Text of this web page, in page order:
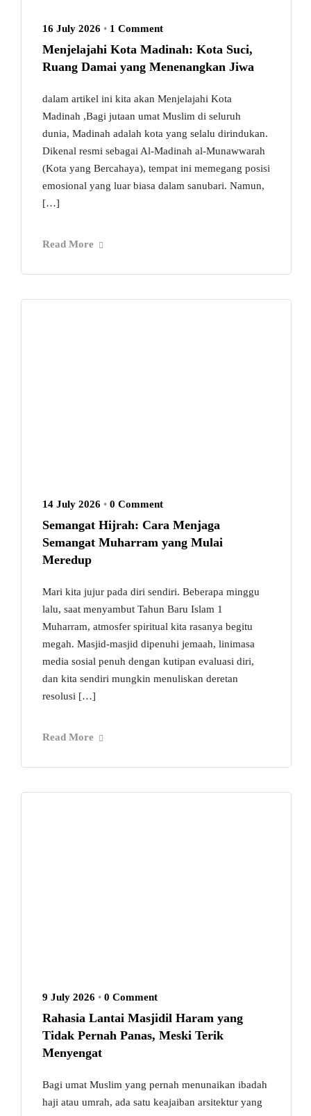
16 July 2026 • 1 Comment
Menjelajahi Kota Madinah: Kota Suci,
Ruang Damai yang Menenangkan Jiwa
dalam artikel ini kita akan Menjelajahi Kota
Madinah ,Bagi jutaan umat Muslim di seluruh
dunia, Madinah adalah kota yang selalu dirindukan.
Dikenal resmi sebagai Al-Madinah al-Munawwarah
(Kota yang Bercahaya), tempat ini memegang posisi
emosional yang luar biasa dalam sanubari. Namun,
[…]
Read More
14 July 2026 • 0 Comment
Semangat Hijrah: Cara Menjaga
Semangat Muharram yang Mulai
Meredup
Mari kita jujur pada diri sendiri. Beberapa minggu
lalu, saat menyambut Tahun Baru Islam 1
Muharram, atmosfer spiritual kita rasanya begitu
megah. Masjid-masjid dipenuhi jemaah, linimasa
media sosial penuh dengan kutipan evaluasi diri,
dan kita sendiri mungkin menuliskan deretan
resolusi […]
Read More
9 July 2026 • 0 Comment
Rahasia Lantai Masjidil Haram yang
Tidak Pernah Panas, Meski Terik
Menyengat
Bagi umat Muslim yang pernah menunaikan ibadah
haji atau umrah, ada satu keajaiban arsitektur yang